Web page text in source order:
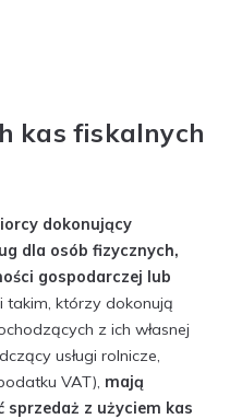
kas fiskalnych
dokonujący
dla osób fizycznych,
gospodarczej lub
takim, którzy dokonują
z ich własnej
usługi rolnicze,
VAT), mają
z użyciem kas